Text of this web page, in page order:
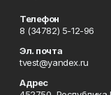
Телефон
8 (34782) 5-12-96
Эл. почта
tvest@yandex.ru
Адрес